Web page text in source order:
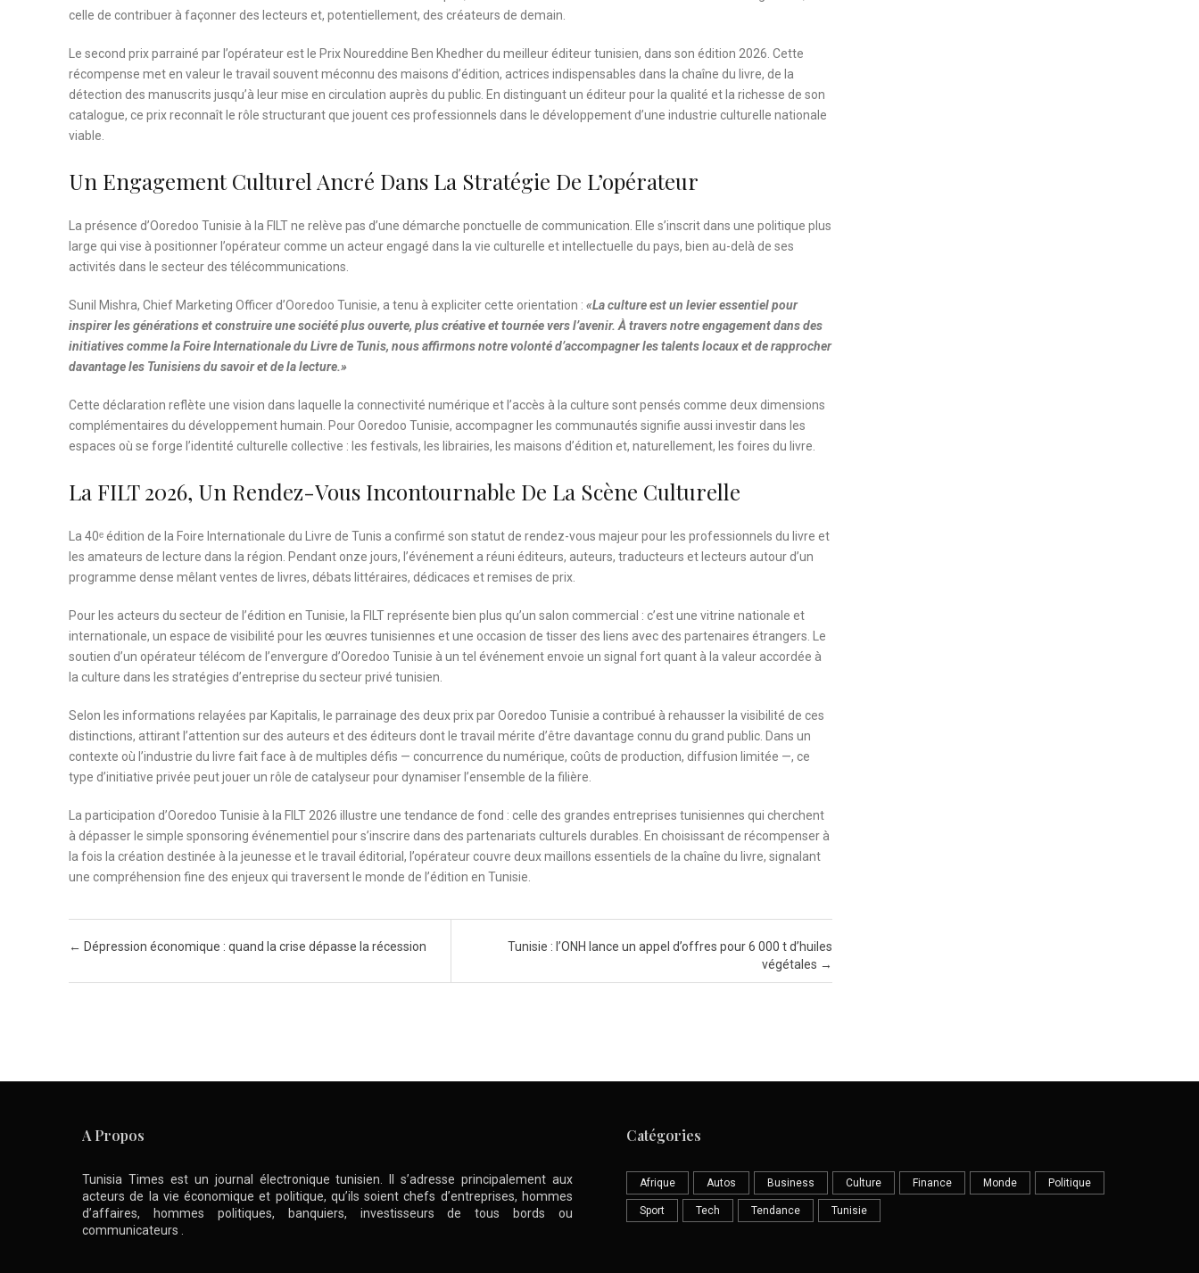
celle de contribuer à façonner des lecteurs et, potentiellement, des créateurs de demain.
Le second prix parrainé par l’opérateur est le Prix Noureddine Ben Khedher du meilleur éditeur tunisien, dans son édition 2026. Cette
récompense met en valeur le travail souvent méconnu des maisons d’édition, actrices indispensables dans la chaîne du livre, de la
détection des manuscrits jusqu’à leur mise en circulation auprès du public. En distinguant un éditeur pour la qualité et la richesse de son
catalogue, ce prix reconnaît le rôle structurant que jouent ces professionnels dans le développement d’une industrie culturelle nationale
viable.
Un Engagement Culturel Ancré Dans La Stratégie De L’opérateur
La présence d’Ooredoo Tunisie à la FILT ne relève pas d’une démarche ponctuelle de communication. Elle s’inscrit dans une politique plus
large qui vise à positionner l’opérateur comme un acteur engagé dans la vie culturelle et intellectuelle du pays, bien au-delà de ses
activités dans le secteur des télécommunications.
Sunil Mishra, Chief Marketing Officer d’Ooredoo Tunisie, a tenu à expliciter cette orientation : «La culture est un levier essentiel pour
inspirer les générations et construire une société plus ouverte, plus créative et tournée vers l’avenir. À travers notre engagement dans des
initiatives comme la Foire Internationale du Livre de Tunis, nous affirmons notre volonté d’accompagner les talents locaux et de rapprocher
davantage les Tunisiens du savoir et de la lecture.»
Cette déclaration reflète une vision dans laquelle la connectivité numérique et l’accès à la culture sont pensés comme deux dimensions
complémentaires du développement humain. Pour Ooredoo Tunisie, accompagner les communautés signifie aussi investir dans les
espaces où se forge l’identité culturelle collective : les festivals, les librairies, les maisons d’édition et, naturellement, les foires du livre.
La FILT 2026, Un Rendez-Vous Incontournable De La Scène Culturelle
La 40ᵉ édition de la Foire Internationale du Livre de Tunis a confirmé son statut de rendez-vous majeur pour les professionnels du livre et
les amateurs de lecture dans la région. Pendant onze jours, l’événement a réuni éditeurs, auteurs, traducteurs et lecteurs autour d’un
programme dense mêlant ventes de livres, débats littéraires, dédicaces et remises de prix.
Pour les acteurs du secteur de l’édition en Tunisie, la FILT représente bien plus qu’un salon commercial : c’est une vitrine nationale et
internationale, un espace de visibilité pour les œuvres tunisiennes et une occasion de tisser des liens avec des partenaires étrangers. Le
soutien d’un opérateur télécom de l’envergure d’Ooredoo Tunisie à un tel événement envoie un signal fort quant à la valeur accordée à
la culture dans les stratégies d’entreprise du secteur privé tunisien.
Selon les informations relayées par Kapitalis, le parrainage des deux prix par Ooredoo Tunisie a contribué à rehausser la visibilité de ces
distinctions, attirant l’attention sur des auteurs et des éditeurs dont le travail mérite d’être davantage connu du grand public. Dans un
contexte où l’industrie du livre fait face à de multiples défis — concurrence du numérique, coûts de production, diffusion limitée —, ce
type d’initiative privée peut jouer un rôle de catalyseur pour dynamiser l’ensemble de la filière.
La participation d’Ooredoo Tunisie à la FILT 2026 illustre une tendance de fond : celle des grandes entreprises tunisiennes qui cherchent
à dépasser le simple sponsoring événementiel pour s’inscrire dans des partenariats culturels durables. En choisissant de récompenser à
la fois la création destinée à la jeunesse et le travail éditorial, l’opérateur couvre deux maillons essentiels de la chaîne du livre, signalant
une compréhension fine des enjeux qui traversent le monde de l’édition en Tunisie.
Post navigation
← Dépression économique : quand la crise dépasse la récession
Tunisie : l’ONH lance un appel d’offres pour 6 000 t d’huiles
végétales →
A Propos
Tunisia Times est un journal électronique tunisien. Il s’adresse principalement aux
acteurs de la vie économique et politique, qu’ils soient chefs d’entreprises, hommes
d’affaires, hommes politiques, banquiers, investisseurs de tous bords ou
communicateurs .
Catégories
Afrique Autos Business Culture Finance Monde Politique
Sport Tech Tendance Tunisie